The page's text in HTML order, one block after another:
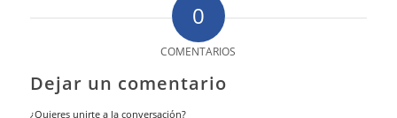
0
COMENTARIOS
Dejar un comentario
¿Quieres unirte a la conversación?